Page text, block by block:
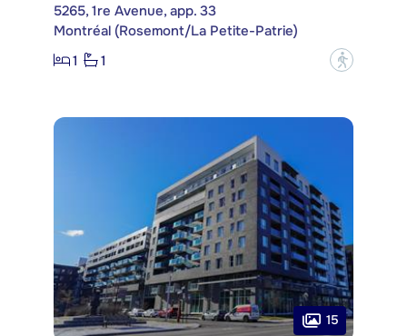
5265, 1re Avenue, app. 33
Montréal (Rosemont/La Petite-Patrie)
1
1 ?
15